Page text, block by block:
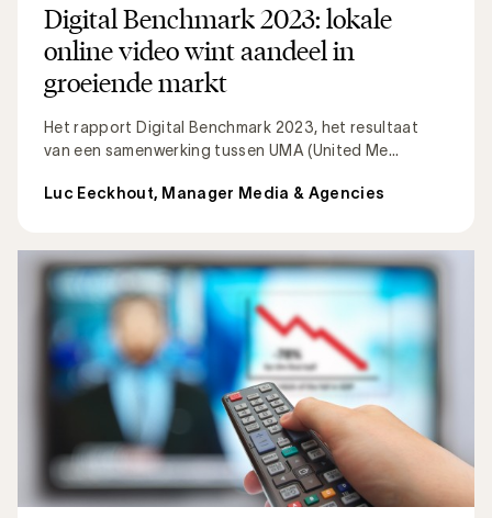
Digital Benchmark 2023: lokale
online video wint aandeel in
groeiende markt
Het rapport Digital Benchmark 2023, het resultaat
van een samenwerking tussen UMA (United Me...
Luc Eeckhout, Manager Media & Agencies